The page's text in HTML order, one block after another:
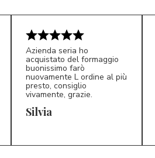
S*
Azienda seria ho
acquistato del formaggio
buonissimo farò
nuovamente L ordine al più
presto, consiglio
vivamente, grazie.
Silvia